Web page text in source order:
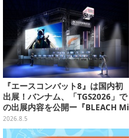
『エースコンバット8』は国内初
出展！バンナム、「TGS2026」で
の出展内容を公開ー『BLEACH Mi
rrors High』や『ONE PIECE 海
のごちそうレストラン』も遊べる
2026.8.5